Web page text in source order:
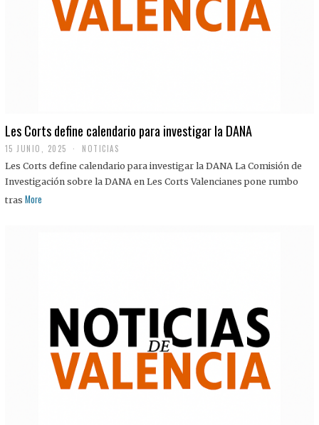
Les Corts define calendario para investigar la DANA
15 JUNIO, 2025 NOTICIAS
Les Corts define calendario para investigar la DANA La Comisión de
Investigación sobre la DANA en Les Corts Valencianes pone rumbo
tras More